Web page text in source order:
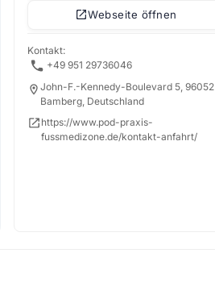
Webseite öffnen
Kontakt:
+49 951 29736046
John-F.-Kennedy-Boulevard 5, 96052
Bamberg, Deutschland
https://www.pod-praxis-
fussmedizone.de/kontakt-anfahrt/